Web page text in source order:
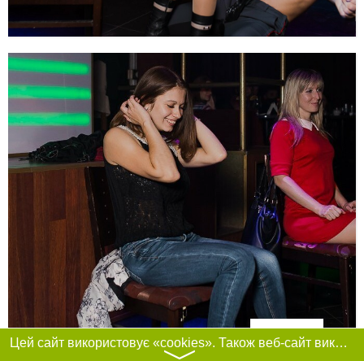
Фільтри
Цей сайт використовує «cookies». Також веб-сайт використовує інтернет-сервіс для збору технічних даних стосовно відвідувачів з метою отримання маркетингової та статистичної інформації. Умови обробки даних відвідувачів сайту див.
〉